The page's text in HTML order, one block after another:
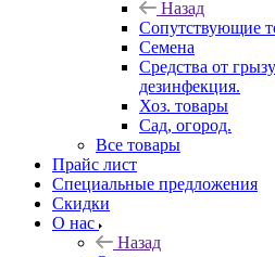
Назад
Сопутствующие
Семена
Средства от
дезинфекция.
Хоз. товары
Сад, огород.
Все товары
Прайс лист
Специальные предложения
Скидки
О нас
Назад